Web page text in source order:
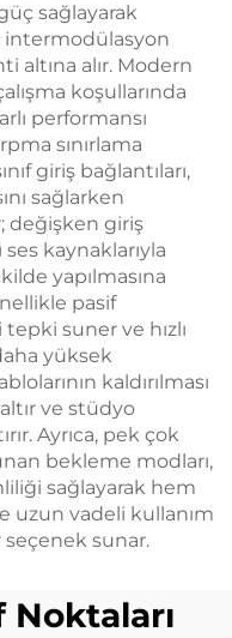
sağlayarak
altına alır. Modern
koşullarında
performansı
sınırlama
giriş bağlantıları,
sağlarken
değişken giriş
kaynaklarıyla
yapılmasına
pasif
suner ve hızlı
yüksek
kaldırılması
ve stüdyo
Ayrıca, pek çok
bekleme modları,
sağlayarak hem
uzun vadeli kullanım
seçenek sunar.
Noktaları